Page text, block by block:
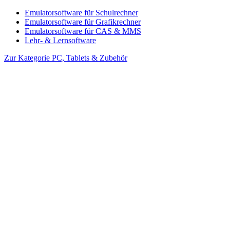
Emulatorsoftware für Schulrechner
Emulatorsoftware für Grafikrechner
Emulatorsoftware für CAS & MMS
Lehr- & Lernsoftware
Zur Kategorie PC, Tablets & Zubehör